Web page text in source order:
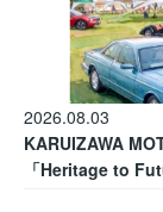
2026.08.03
KARUIZAWA
「Heritage to